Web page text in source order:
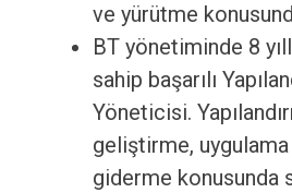
ve yürütme
BT yönetiminde 8
sahip başarılı
Yöneticisi.
geliştirme,
giderme konusunda